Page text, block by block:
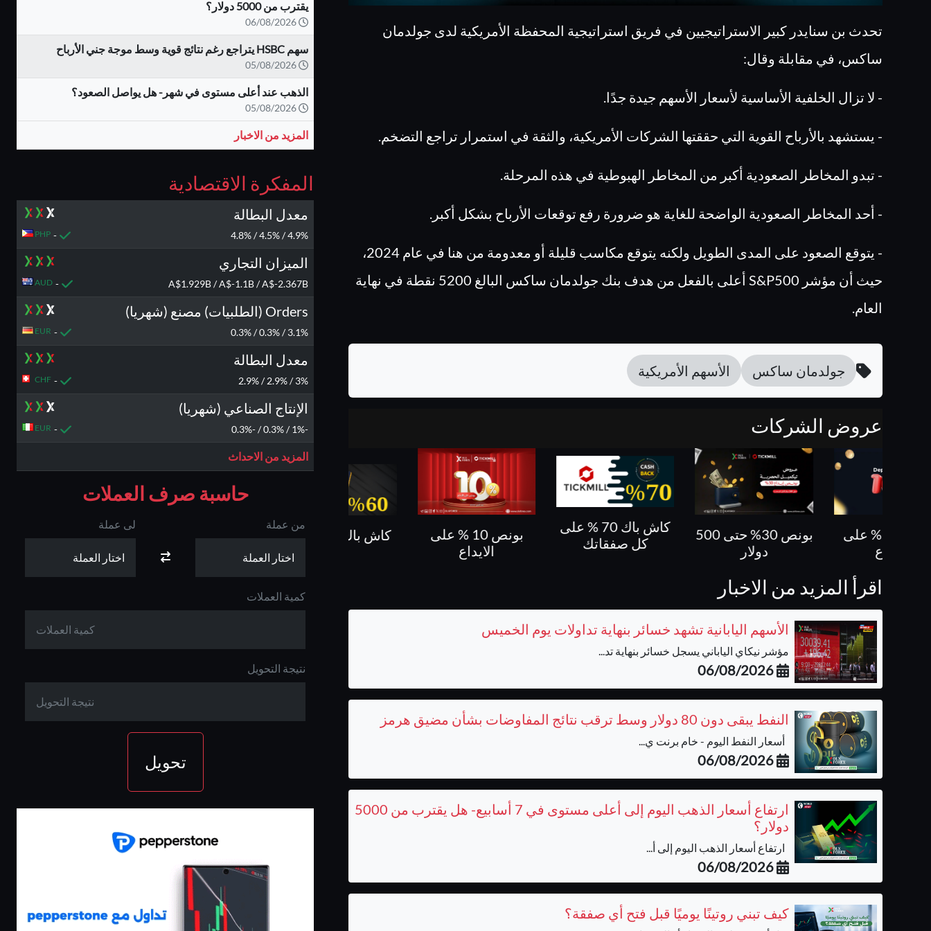
يقترب من 5000 دولار؟
06/08/2026
سهم HSBC يتراجع رغم نتائج قوية وسط موجة جني الأرباح
05/08/2026
الذهب عند أعلى مستوى في شهر- هل يواصل الصعود؟
05/08/2026
المزيد من الاخبار
المفكرة الاقتصادية
معدل البطالة
4.9% / 4.5% / 4.8%
-
PHP
الميزان التجاري
A$1.929B / A$-1.1B / A$-2.367B
-
AUD
Orders (الطلبيات) مصنع (شهريا)
3.1% / 0.3% / 0.3%
-
EUR
معدل البطالة
3% / 2.9% / 2.9%
-
CHF
الإنتاج الصناعي (شهريا)
-1% / 0.3% / -0.3%
-
EUR
المزيد من الاحداث
حاسبة صرف العملات
من عملة لى عملة
كمية العملات
نتيجة التحويل
تحويل
تحدث بن سنايدر كبير الاستراتيجيين في فريق استراتيجية المحفظة الأمريكية لدى جولدمان
ساكس، في مقابلة وقال:
- لا تزال الخلفية الأساسية لأسعار الأسهم جيدة جدًا.
- يستشهد بالأرباح القوية التي حققتها الشركات الأمريكية، والثقة في استمرار تراجع التضخم.
- تبدو المخاطر الصعودية أكبر من المخاطر الهبوطية في هذه المرحلة.
- أحد المخاطر الصعودية الواضحة للغاية هو ضرورة رفع توقعات الأرباح بشكل أكبر.
- يتوقع الصعود على المدى الطويل ولكنه يتوقع مكاسب قليلة أو معدومة من هنا في عام 2024،
حيث أن مؤشر S&P500 أعلى بالفعل من هدف بنك جولدمان ساكس البالغ 5200 نقطة في نهاية
العام.
جولدمان ساكس الأسهم الأمريكية
عروض الشركات
بونص 30% حتى 500
دولار
كاش باك 70 % على
كل صفقاتك
بونص 10 % على
الايداع
كاش باك حتى 60%
كاش باك يصل الى
80%
بونص 30% حتى 500
اقرأ المزيد من الاخبار
الأسهم اليابانية تشهد خسائر بنهاية تداولات يوم الخميس
مؤشر نيكاي الياباني يسجل خسائر بنهاية تد...
06/08/2026
النفط يبقى دون 80 دولار وسط ترقب نتائج المفاوضات بشأن مضيق هرمز
أسعار النفط اليوم - خام برنت ي...
06/08/2026
ارتفاع أسعار الذهب اليوم إلى أعلى مستوى في 7 أسابيع- هل يقترب من 5000
دولار؟
ارتفاع أسعار الذهب اليوم إلى أ...
06/08/2026
كيف تبني روتينًا يوميًا قبل فتح أي صفقة؟